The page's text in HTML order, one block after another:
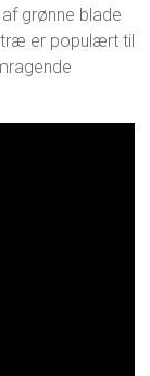
grønne blade
træ er populært til